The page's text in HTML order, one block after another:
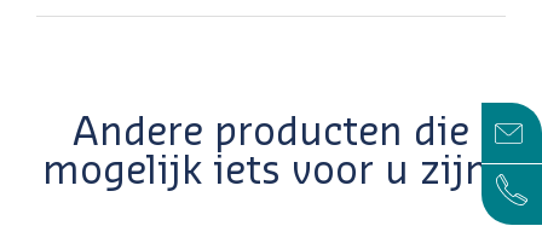
Andere producten die
mogelijk iets voor u zijn!